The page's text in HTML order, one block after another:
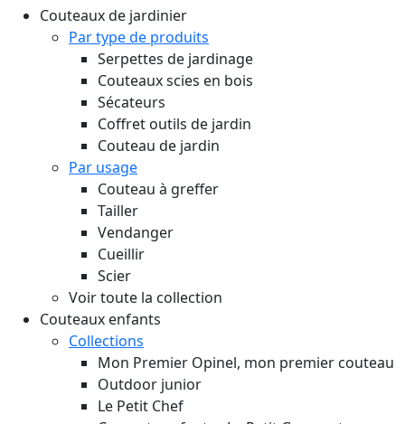
Couteaux de jardinier
Par type de produits
Serpettes de jardinage
Couteaux scies en bois
Sécateurs
Coffret outils de jardin
Couteau de jardin
Par usage
Couteau à greffer
Tailler
Vendanger
Cueillir
Scier
Voir toute la collection
Couteaux enfants
Collections
Mon Premier Opinel, mon premier couteau
Outdoor junior
Le Petit Chef